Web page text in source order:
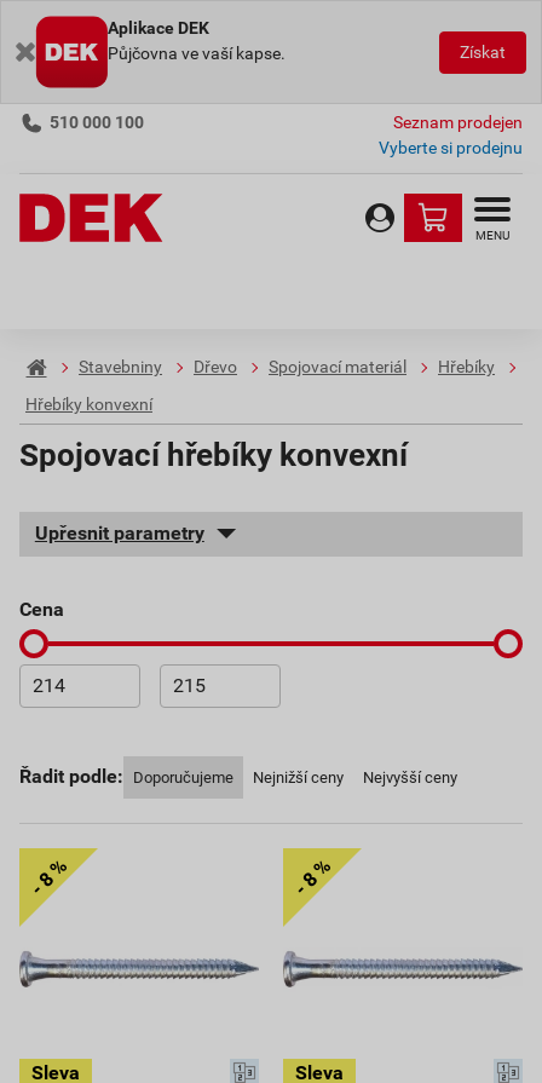
Aplikace DEK
Půjčovna ve vaší kapse.
Získat
510 000 100
Seznam prodejen
Vyberte si prodejnu
MENU
Stavebniny Dřevo Spojovací materiál
Hřebíky
Hřebíky konvexní
Spojovací hřebíky konvexní
Upřesnit parametry
cena
Řadit podle: Doporučujeme Nejnižší ceny Nejvyšší ceny